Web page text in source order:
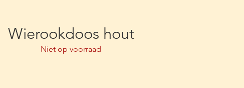
Wierookdoos hout
Niet op voorraad